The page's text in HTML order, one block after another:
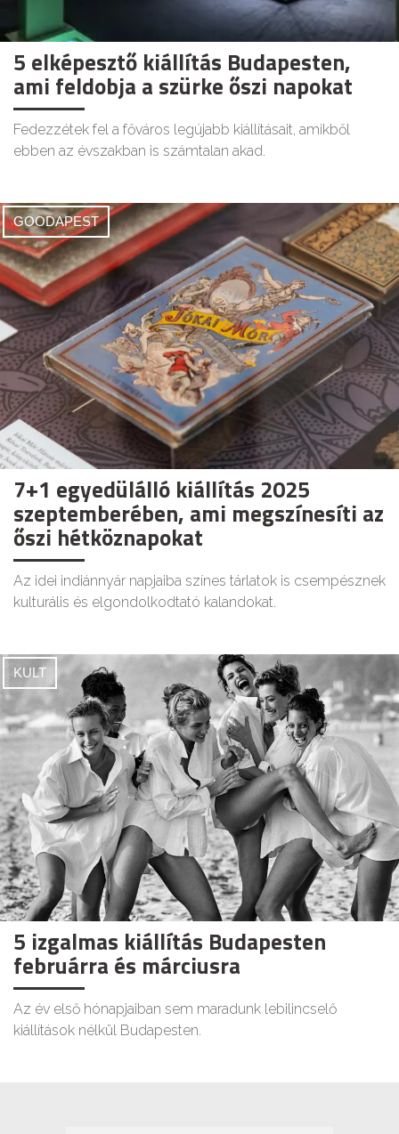
5 elképesztő kiállítás Budapesten,
ami feldobja a szürke őszi napokat
Fedezzétek fel a főváros legújabb kiállításait, amikből
ebben az évszakban is számtalan akad.
GOODAPEST
7+1 egyedülálló kiállítás 2025
szeptemberében, ami megszínesíti az
őszi hétköznapokat
Az idei indiánnyár napjaiba színes tárlatok is csempésznek
kulturális és elgondolkodtató kalandokat.
KULT
5 izgalmas kiállítás Budapesten
februárra és márciusra
Az év első hónapjaiban sem maradunk lebilincselő
kiállítások nélkül Budapesten.